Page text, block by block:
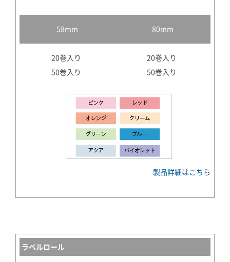
58mm
20巻入り
50巻入り
80mm
20巻入り
50巻入り
製品詳細はこちら
ラベルロール